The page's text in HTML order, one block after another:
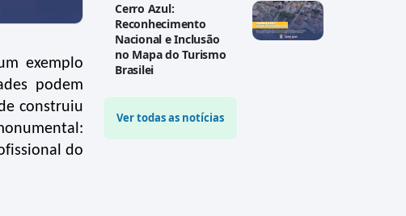
exemplo
podem
construiu
do
Cerro Azul:
Reconhecimento
Nacional e Inclusão
no Mapa do Turismo
Brasilei
Ver todas as notícias